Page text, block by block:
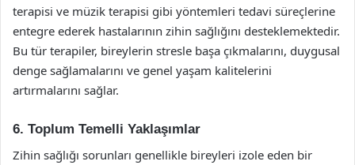
terapisi ve müzik terapisi gibi yöntemleri tedavi süreçlerine
entegre ederek hastalarının zihin sağlığını desteklemektedir.
Bu tür terapiler, bireylerin stresle başa çıkmalarını, duygusal
denge sağlamalarını ve genel yaşam kalitelerini
artırmalarını sağlar.
6. Toplum Temelli Yaklaşımlar
Zihin sağlığı sorunları genellikle bireyleri izole eden bir